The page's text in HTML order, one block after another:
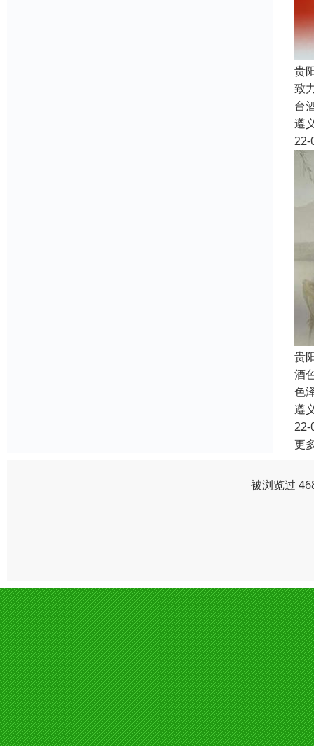
贵
致
台
遵
22-
贵
酒
色
遵
22-
更
被浏览过